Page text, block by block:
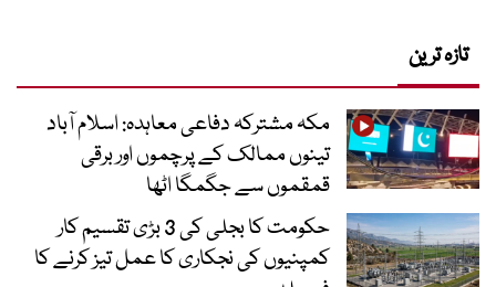
تازہ ترین
مکہ مشترکہ دفاعی معاہدہ: اسلام آباد
تینوں ممالک کے پرچموں اور برقی
قمقموں سے جگمگا اٹھا
حکومت کا بجلی کی 3 بڑی تقسیم کار
کمپنیوں کی نجکاری کا عمل تیز کرنے کا